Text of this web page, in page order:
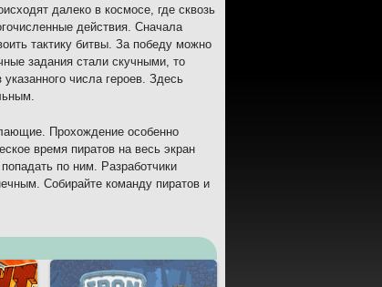
далеко в космосе, где сквозь
действия. Сначала
тактику битвы. За победу можно
задания стали скучными, то
числа героев. Здесь
Прохождение особенно
время пиратов на весь экран
по ним. Разработчики
Собирайте команду пиратов и